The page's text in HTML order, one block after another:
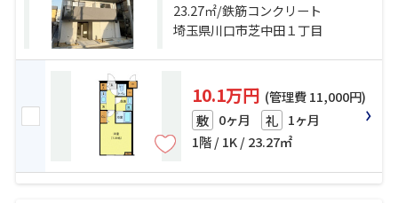
「北戸田」駅 徒歩49分
23.27㎡/鉄筋コンクリート
埼玉県川口市芝中田１丁目
10.1万円 (管理費 11,000円)
敷 0ヶ月 礼 1ヶ月
1階 / 1K / 23.27㎡